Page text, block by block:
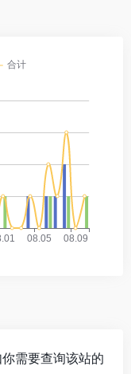
需要查询该站的